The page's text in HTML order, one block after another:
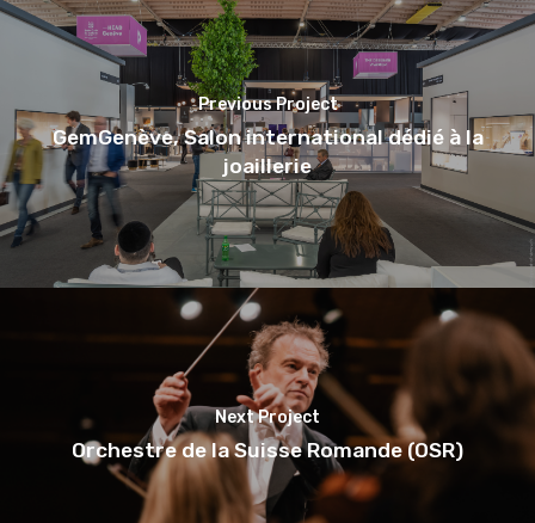
Previous Project
GemGenève, Salon international dédié à la
joaillerie
Next Project
Orchestre de la Suisse Romande (OSR)